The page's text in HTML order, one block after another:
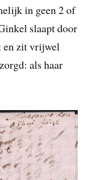
in geen 2 of
slaapt door
en zit vrijwel
als haar